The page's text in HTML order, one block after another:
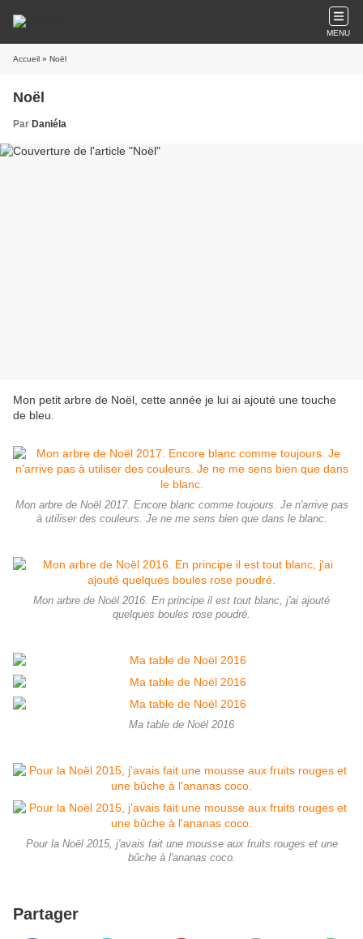
MENU
Accueil » Noël
Noël
Par Daniéla
Mon petit arbre de Noël, cette année je lui ai ajouté une touche
de bleu.
Mon arbre de Noël 2017. Encore blanc comme toujours. Je n'arrive pas
à utiliser des couleurs. Je ne me sens bien que dans le blanc.
Mon arbre de Noël 2016. En principe il est tout blanc, j'ai ajouté
quelques boules rose poudré.
Ma table de Noël 2016
Pour la Noël 2015, j'avais fait une mousse aux fruits rouges et une
bûche à l'ananas coco.
Partager